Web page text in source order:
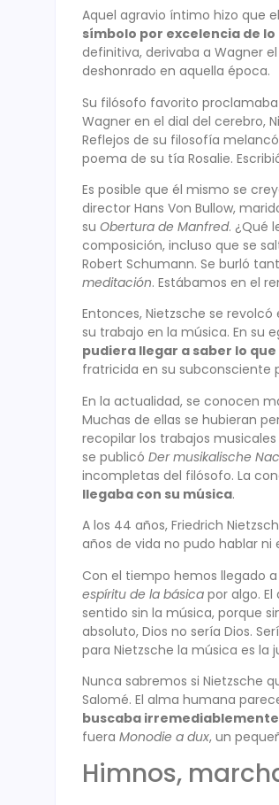
Aquel agravio íntimo hizo que
símbolo por excelencia de
definitiva, derivaba a Wagner
deshonrado en aquella época.
Su filósofo favorito
Wagner en el dial del cerebro,
Reflejos de su filosofía
poema de su tía Rosalie.
Es posible que él mismo se
director Hans Von Bullow,
su Obertura de Manfred. ¿Qué
composición, incluso que se
Robert Schumann. Se burló
meditación. Estábamos en el
Entonces, Nietzsche se revolcó
su trabajo en la música. En su
pudiera llegar a saber lo
fratricida en su subconsciente
En la actualidad, se conocen
Muchas de ellas se hubieran
recopilar los trabajos
se publicó Der musikalische
incompletas del filósofo. La
llegaba con su música.
A los 44 años, Friedrich
años de vida no pudo hablar ni
Con el tiempo hemos llegado
espíritu de la básica por algo.
sentido sin la música, porque
absoluto, Dios no sería Dios.
para Nietzsche la música es la
Nunca sabremos si Nietzsche
Salomé. El alma humana
buscaba
fuera Monodie a dux, un
Himnos,